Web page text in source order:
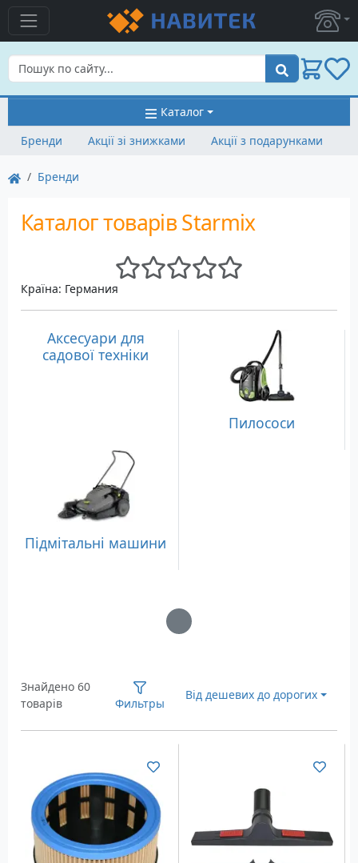
Пошук
Каталог
Бренди
Акції зі знижками Акції з подарунками
Бренди
Каталог товарів Starmix
Країна: Германия
Аксесуари для
садової техніки
Пилососи
Підмітальні машини
Загрузка...
Знайдено 60
товарів
Фильтры
Від дешевих до дорогих